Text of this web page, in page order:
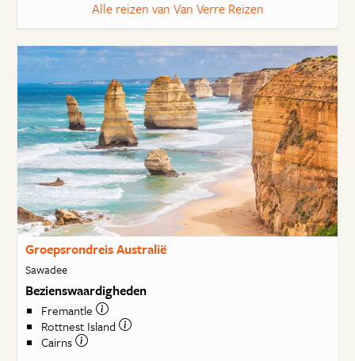
Alle reizen van Van Verre Reizen
Groepsrondreis Australië
Sawadee
Bezienswaardigheden
Fremantle
Rottnest Island
Cairns